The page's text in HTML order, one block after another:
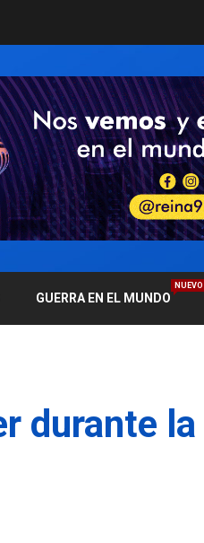
GUERRA EN EL MUNDO
NUEVO
durante la